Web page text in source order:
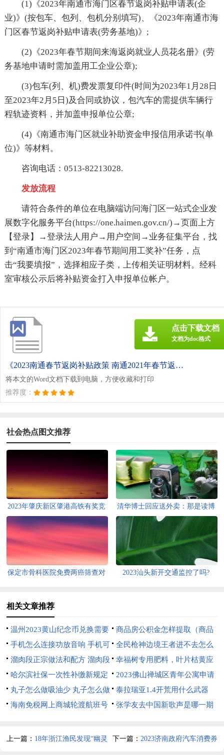
(1)《2023年南通市海门区春节返岗补贴申请表(企
业)》(按包车、包列、包机分别填写)、《2023年南通市海
门区春节返岗补贴申请表(劳务基地)》;
(2)《2023年春节期间来海返岗就业人员花名册》(劳
务基地申请时需加盖用工企业公章);
(3)包车(列、机)费发票复印件(时间为2023年1月28日
至2023年2月5日)及合同或协议，包汽车的需提供车辆行
程轨迹资料，并加盖申报单位公章;
(4)《南通市海门区就业补助资金申报信用承诺书(单
位)》等材料。
咨询电话：0513-82213028.
发放流程
请符合条件的单位在电脑端访问海门区一站式企业发
展数字化服务平台(https://one.haimen.gov.cn/)→页面上方
【登录】→登录法人用户→用户空间→业务征集平台，找
到“南通市海门区2023年春节期间用工奖补”任务，点
击“我要填报”，选择相应子类，上传相关证明材料。经科
室审核公示后将补贴资金打入申报单位帐户。
《2023南通春节返岗补贴政策 南通2021年春节返乡通知.doc》
将本文的Word文档下载到电脑，方便收藏和打印
推荐度：
点击下载文档
文档为doc格式
社会热点图文推荐
2023年肇庆新区肇港高铁有奖竞
答活动时间+参与方式
清华博士回应送外卖：那是读博
之前的事，当时创业欠下百万元
债务，不是炒作
保定市骨科医院免费两癌筛查对
2023汕头新开交通监控了吗?
相关文章推荐
温州2023黄山纪念币兑换需要
带什么证件？
商品房公积金怎样提取（商品
房住房公积金提取）
手机怎么连接功放音响 手机可
以直接连音响功放吗
全民枪神边境王者进不去怎么
办 全民枪神边境王者进不去怎
么办?
溜肉段正宗做法和配方 溜肉段
的做法视频教程
幸福树专用肥料，叶片枯黄应
该用什么肥料
哈尔滨社保一次性补缴新规定
2023 哈尔滨社保一次性补缴新
规定2023年度
2023佛山禅城区青年公寓申请
条件（佛山市禅城区青年职工公
寓）
丸子怎么做吸油少 丸子怎么做
有劲
泰拉瑞亚1.4开荒用什么武器
泰拉瑞亚开荒武器推荐
海南免税网上商城轮渡航班号
如何填写）
张学友去中国新歌声是哪一期
上一篇： 18年浙江渔民发现“幽灵 下一篇： 2023济南政府汽车消费券